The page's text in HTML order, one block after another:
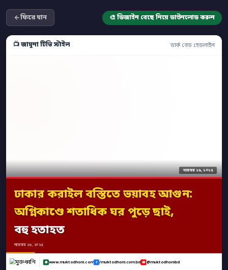
ফিরে যান 🎨 ডিজাইন বেছে নিয়ে ডাউনলোড করুন
📺 জামুনা টিভি স্টাইল ডার্ক রেড হেডলাইন
নভেম্বর ২৬, ২০২৫
ঢাকার করাইল বস্তিতে ভয়াবহ আগুন:
অগ্নিকাণ্ডে শতাধিক ঘর পুড়ে ছাই,
বহু হতাহত
নভেম্বর ২৬, ২০২৫
www.muktodhoni.com /muktodhoni.com.bd @muktodhonibd